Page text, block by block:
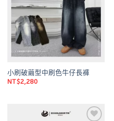
小刷破繭型中刷色牛仔長褲
NT$2,280